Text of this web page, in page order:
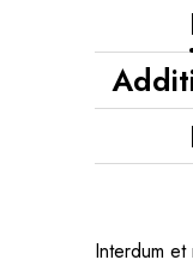
Interdum et